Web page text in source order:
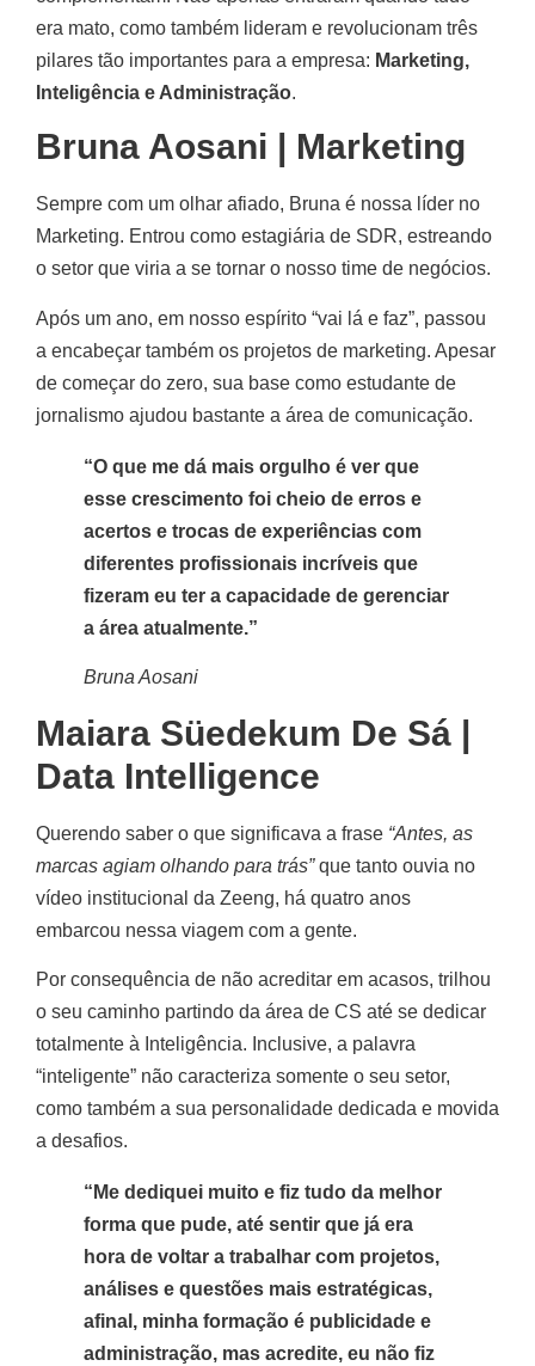
era mato, como também lideram e revolucionam três
pilares tão importantes para a empresa: Marketing,
Inteligência e Administração.
Bruna Aosani | Marketing
Sempre com um olhar afiado, Bruna é nossa líder no
Marketing. Entrou como estagiária de SDR, estreando
o setor que viria a se tornar o nosso time de negócios.
Após um ano, em nosso espírito “vai lá e faz”, passou
a encabeçar também os projetos de marketing. Apesar
de começar do zero, sua base como estudante de
jornalismo ajudou bastante a área de comunicação.
“O que me dá mais orgulho é ver que
esse crescimento foi cheio de erros e
acertos e trocas de experiências com
diferentes profissionais incríveis que
fizeram eu ter a capacidade de gerenciar
a área atualmente.”
Bruna Aosani
Maiara Süedekum De Sá |
Data Intelligence
Querendo saber o que significava a frase “Antes, as
marcas agiam olhando para trás”que tanto ouvia no
vídeo institucional da Zeeng, há quatro anos
embarcou nessa viagem com a gente.
Por consequência de não acreditar em acasos, trilhou
o seu caminho partindo da área de CS até se dedicar
totalmente à Inteligência. Inclusive, a palavra
“inteligente” não caracteriza somente o seu setor,
como também a sua personalidade dedicada e movida
a desafios.
“Me dediquei muito e fiz tudo da melhor
forma que pude, até sentir que já era
hora de voltar a trabalhar com projetos,
análises e questões mais estratégicas,
afinal, minha formação é publicidade e
administração, mas acredite, eu não fiz